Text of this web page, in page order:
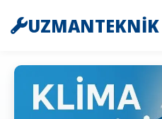
UZMANTEKNİK